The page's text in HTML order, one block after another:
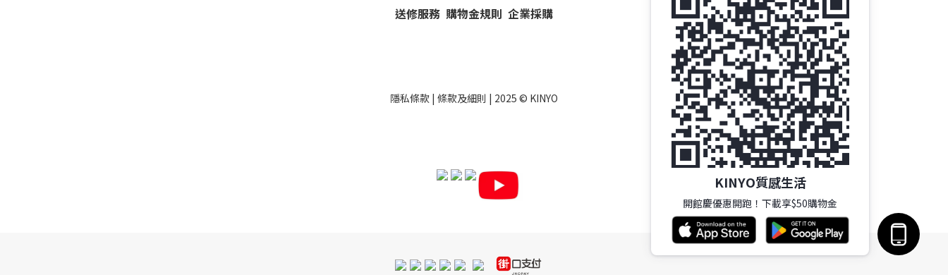
送修服務 購物金規則 企業採購
隱私條款 | 條款及細則 | 2025 © KINYO
KINYO質感生活
開館慶優惠開跑！下載享$50購物金